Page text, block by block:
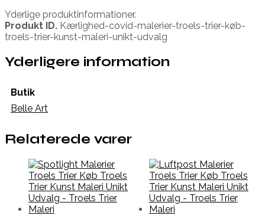
Yderlige produktinformationer.
Produkt ID. Kærlighed-covid-malerier-troels-trier-køb-
troels-trier-kunst-maleri-unikt-udvalg
Yderligere information
Butik
Belle Art
Relaterede varer